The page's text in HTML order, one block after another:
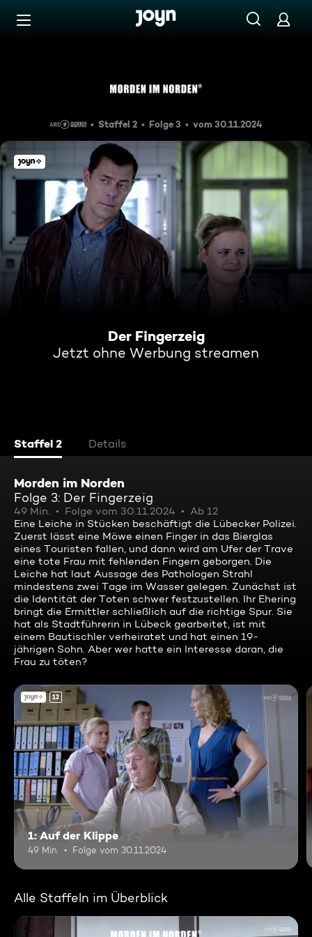
Zum Inhalt springen
Staffel 2 Folge 3 vom 30.11.2024
Der Fingerzeig
Jetzt ohne Werbung streamen
Staffel 2 Details
Morden im Norden
Folge 3: Der Fingerzeig
49 Min. Folge vom 30.11.2024
Ab 12
Eine Leiche in Stücken beschäftigt die Lübecker Polizei.
Zuerst lässt eine Möwe einen Finger in das Bierglas
eines Touristen fallen, und dann wird am Ufer der Trave
eine tote Frau mit fehlenden Fingern geborgen. Die
Leiche hat laut Aussage des Pathologen Strahl
mindestens zwei Tage im Wasser gelegen. Zunächst ist
die Identität der Toten schwer festzustellen. Ihr Ehering
bringt die Ermittler schließlich auf die richtige Spur. Sie
hat als Stadtführerin in Lübeck gearbeitet, ist mit
einem Bautischler verheiratet und hat einen 19-
jährigen Sohn. Aber wer hatte ein Interesse daran, die
Frau zu töten?
12
1: Auf der Klippe
49 Min. Folge vom 30.11.2024
Alle Staffeln im Überblick